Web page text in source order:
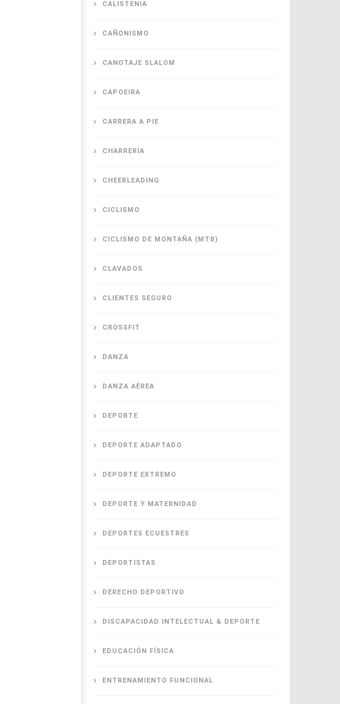
CALISTENIA
CAÑONISMO
CANOTAJE SLALOM
CAPOEIRA
CARRERA A PIE
CHARRERÍA
CHEERLEADING
CICLISMO
CICLISMO DE MONTAÑA (MTB)
CLAVADOS
CLIENTES SEGURO
CROSSFIT
DANZA
DANZA AÉREA
DEPORTE
DEPORTE ADAPTADO
DEPORTE EXTREMO
DEPORTE Y MATERNIDAD
DEPORTES ECUESTRES
DEPORTISTAS
DERECHO DEPORTIVO
DISCAPACIDAD INTELECTUAL & DEPORTE
EDUCACIÓN FÍSICA
ENTRENAMIENTO FUNCIONAL